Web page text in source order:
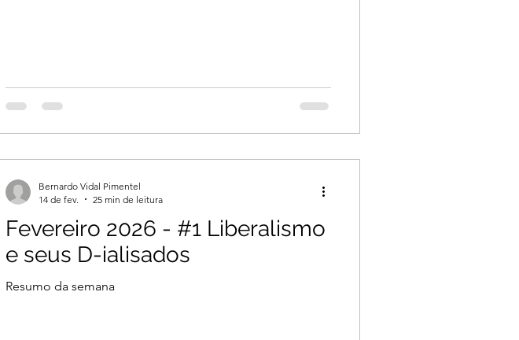
Outubro 2024
Fevereiro 2026 - #1 Liberalismo
e seus D-ialisados
Resumo da semana
Bernardo Vidal Pimentel
14 de fev.
25 min de leitura